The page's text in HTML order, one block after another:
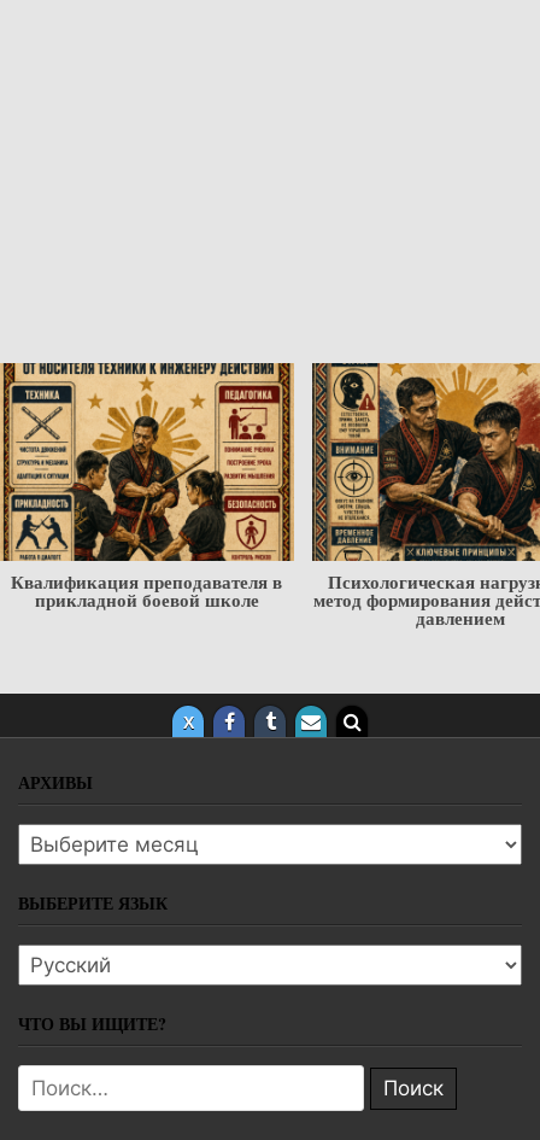
Квалификация преподавателя в
прикладной боевой школе
Психологическая
метод формирования
давлением
АРХИВЫ
Архивы
ВЫБЕРИТЕ ЯЗЫК
Выберите язык
ЧТО ВЫ ИЩИТЕ?
Поиск: